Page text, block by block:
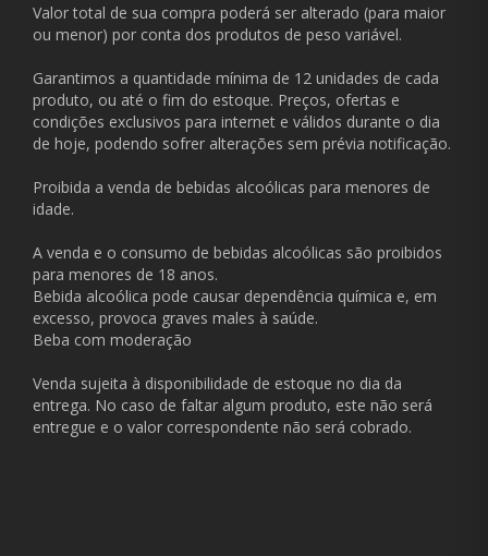
Valor total de sua compra poderá ser alterado (para maior
ou menor) por conta dos produtos de peso variável.
Garantimos a quantidade mínima de 12 unidades de cada
produto, ou até o fim do estoque. Preços, ofertas e
condições exclusivos para internet e válidos durante o dia
de hoje, podendo sofrer alterações sem prévia notificação.
Proibida a venda de bebidas alcoólicas para menores de
idade.
A venda e o consumo de bebidas alcoólicas são proibidos
para menores de 18 anos.
Bebida alcoólica pode causar dependência química e, em
excesso, provoca graves males à saúde.
Beba com moderação
Venda sujeita à disponibilidade de estoque no dia da
entrega. No caso de faltar algum produto, este não será
entregue e o valor correspondente não será cobrado.